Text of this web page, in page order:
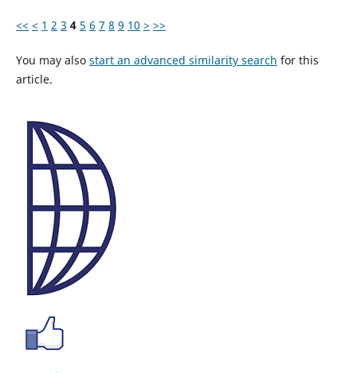
<< < 1 2 3 4 5 6 7 8 9 10 > >>
You may also start an advanced similarity search for this
article.